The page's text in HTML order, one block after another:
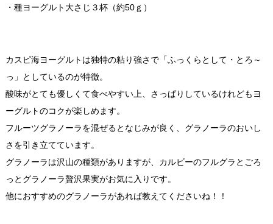
・種ヨーグルト大さじ３杯（約50ｇ）
カスピ海ヨーグルトは独特の粘り強さで「ふっくらとして・とろ～
っ」としているのが特徴。
酸味がとても優しくて食べやすい上、さっぱりしているけれどもヨ
ーグルトのコクが楽しめます。
フルーツグラノーラを混ぜるとなじみが良く、グラノーラのおいし
さを引き立てています。
グラノーラは沢山の種類がありますが、カルビーのフルグラとごろ
っとグラノーラ贅沢果実がお気に入りです。
他におすすめのグラノーラがあれば教えてくださいね！！